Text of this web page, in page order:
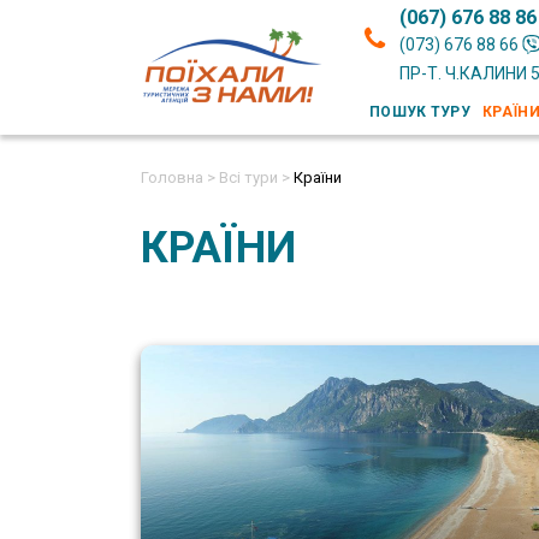
(067) 676 88 86
(073) 676 88 66
ПР-Т. Ч.КАЛИНИ
ПОШУК ТУРУ КРАЇНИ
Головна > Всі тури > Країни
КРАЇНИ